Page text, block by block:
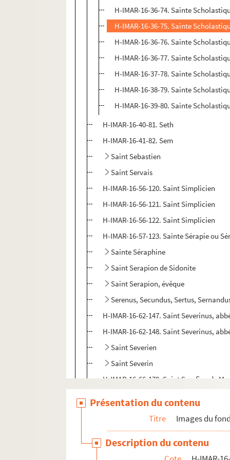
H-IMAR-16-36-74. Sainte
H-IMAR-16-36-75. Sainte
H-IMAR-16-36-76. Sainte
H-IMAR-16-36-77. Sainte
H-IMAR-16-37-78. Sainte
H-IMAR-16-38-79. Sainte
H-IMAR-16-39-80. Sainte
H-IMAR-16-40-81. Seth
H-IMAR-16-41-82. Sem
Saint Sebastien
Saint Servais
H-IMAR-16-56-120. Saint Simplicien
H-IMAR-16-56-121. Saint Simplicien
H-IMAR-16-56-122. Saint Simplicien
H-IMAR-16-57-123. Sainte Sérapie ou
Sainte Séraphine
Saint Serapion de Sidonite
Saint Serapion, évêque
Serenus, Secundus, Sertus,
H-IMAR-16-62-147. Saint Severinus,
H-IMAR-16-62-148. Saint Severinus,
Saint Severien
Saint Severin
H-IMAR-16-66-170. Saint Serafino de
Saint Servule
Présentation du contenu
Titre Images du
Description du contenu